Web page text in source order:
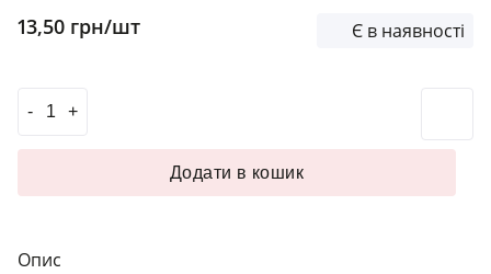
13,50 грн/шт Є в наявності
Опис
Регулятор гальванічне покриття 20 мм золото кількість
Додати в кошик